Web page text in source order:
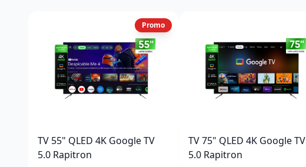
Promo
TV 55" QLED 4K Google TV
5.0 Rapitron
TV 75" QLED 4K Google TV
5.0 Rapitron